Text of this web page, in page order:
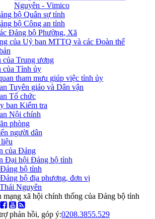
Nguyên - Vimico
bộ Quân sự tỉnh
bộ Công an tỉnh
Đảng bộ Phường, Xã
của Uỷ ban MTTQ và các Đoàn thể
của Trung ương
của Tỉnh ủy
tham mưu giúp việc tỉnh ủy
Tuyên giáo và Dân vận
Tổ chức
ban Kiểm tra
Nội chính
phòng
người dân
của Đảng
Đại hội Đảng bộ tỉnh
bộ tỉnh
bộ địa phương, đơn vị
Nguyên
mạng xã hội chính thống của Đảng bộ tỉnh
phản hồi, góp ý:0208.3855.529